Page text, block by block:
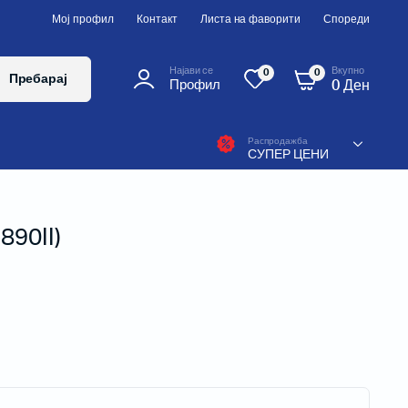
Мој профил Контакт Листа на фаворити Спореди
Пребарај
Најави се
Профил
0 0 Вкупно
0Ден
Распродажба
СУПЕР ЦЕНИ